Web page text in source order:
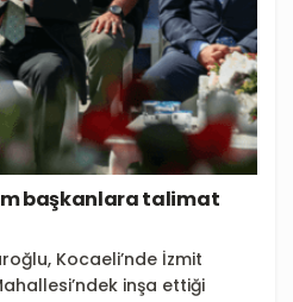
başkanlara talimat
Kocaeli’nde İzmit
inşa ettiği